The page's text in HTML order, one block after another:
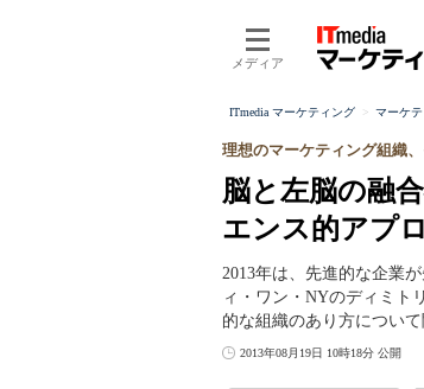
メディア
ITmedia マーケティング マーケ
脳と左脳の融
エンス的アプ
理想のマーケティング組織
2013年は、先進的な企業
ィ・ワン・NYのディミト
的な組織のあり方について
2013年08月19日 10時18分 公開